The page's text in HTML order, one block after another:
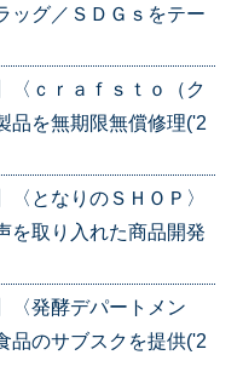
ッグ／ＳＤＧｓをテー
〈ｃｒａｆｓｔｏ（ク
品を無期限無償修理('2
〈となりのＳＨＯＰ〉
を取り入れた商品開発
〈発酵デパートメン
品のサブスクを提供('2